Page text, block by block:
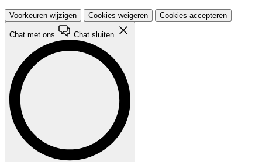
Voorkeuren wijzigen Cookies weigeren Cookies accepteren
Chat met ons Chat sluiten